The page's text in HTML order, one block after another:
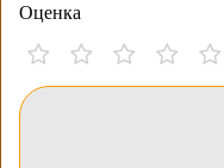
Оценка